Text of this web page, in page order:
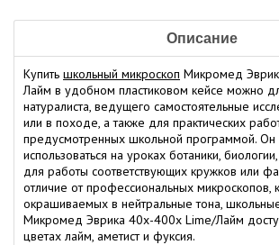
Описание
Купить школьный микроскоп Микромед
Лайм в удобном пластиковом кейсе можно
натуралиста, ведущего самостоятельные
или в походе, а также для практических
предусмотренных школьной программой.
использоваться на уроках ботаники,
для работы соответствующих кружков или
отличие от профессиональных микроскопов,
окрашиваемых в нейтральные тона,
Микромед Эврика 40х-400х Lime/Лайм
цветах лайм, аметист и фуксия.